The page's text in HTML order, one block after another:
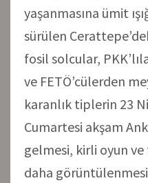
yaşanmasına ümit
sürülen
fosil solcular,
ve FETÖ’cülerden
karanlık tiplerin 23
Cumartesi akşam
gelmesi, kirli oyun
daha